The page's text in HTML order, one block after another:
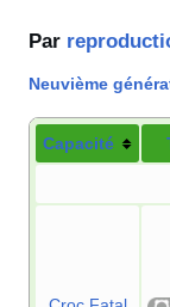
Par
Neuvième
Capacité